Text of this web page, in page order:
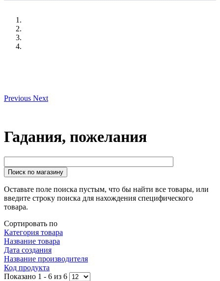
Previous Next
Гадания, пожелания
Поиск по магазину
Оставьте поле поиска пустым, что бы найти все товары, или
введите строку поиска для нахождения специфического
товара.
Сортировать по
Категория товара
Название товара
Дата создания
Название производителя
Код продукта
Показано 1 - 6 из 6